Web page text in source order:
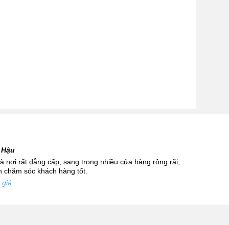
nơi rất đẳng cấp, sang trọng nhiều cửa hàng rộng rãi,
chăm sóc khách hàng tốt.
giá